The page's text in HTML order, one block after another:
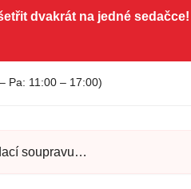
dvakrát na jedné
Pa: 11:00 – 17:00)